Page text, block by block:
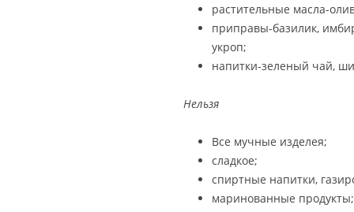
растительные масла-
приправы-базилик,
укроп;
напитки-зеленый чай,
Нельзя
Все мучные изделея;
сладкое;
спиртные напитки,
маринованные продукты;